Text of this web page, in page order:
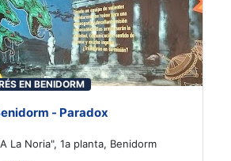
EN BENIDORM
- Paradox
La Noria", 1a planta, Benidorm